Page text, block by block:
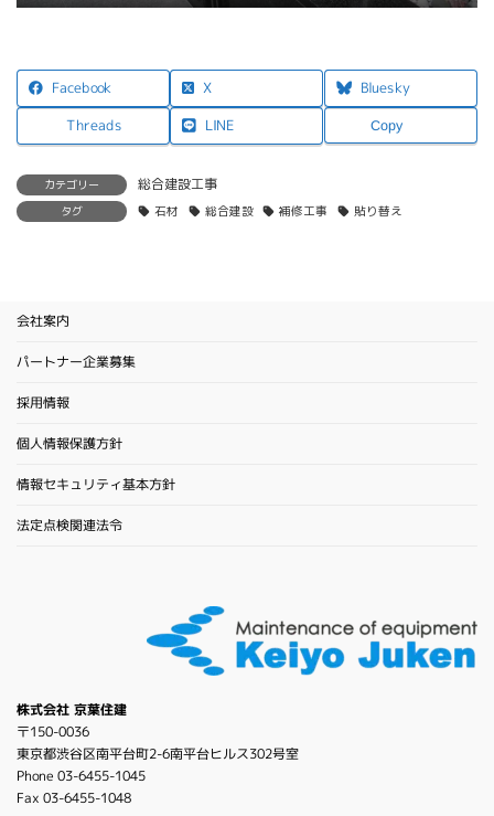
Facebook X Bluesky
Threads LINE Copy
カテゴリー 総合建設工事
タグ 石材 総合建設 補修工事 貼り替え
会社案内
パートナー企業募集
採用情報
個人情報保護方針
情報セキュリティ基本方針
法定点検関連法令
株式会社 京葉住建
〒150-0036
東京都渋谷区南平台町2-6南平台ヒルス302号室
Phone 03-6455-1045
Fax 03-6455-1048